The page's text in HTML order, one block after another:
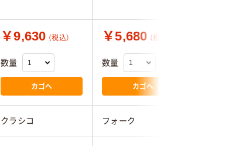
￥9,630 （税込）
数量
カゴへ
￥5,680 （税込）
数量
カゴへ
クラシコ フォーク